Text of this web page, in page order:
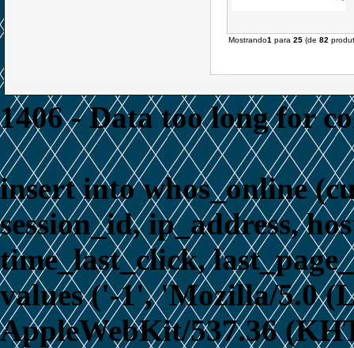
Mostrando1 para 25 (de 82
1406 - Data too long for
insert into whos_online
session_id, ip_address,
time_last_click,
values ('-1', 'Mozilla/5.0
AppleWebKit/537.36